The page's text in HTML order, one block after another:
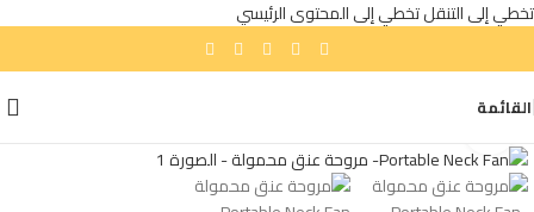
تخطي إلى التنقلتخطي إلى المحتوى الرئيسي
القائمة